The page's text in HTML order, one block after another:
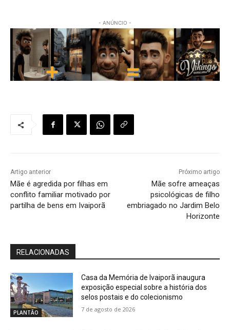
- ANÚNCIO -
Artigo anterior
Mãe é agredida por filhas em
conflito familiar motivado por
partilha de bens em Ivaiporã
Próximo artigo
Mãe sofre ameaças
psicológicas de filho
embriagado no Jardim Belo
Horizonte
RELACIONADAS
PLANTÃO
Casa da Memória de Ivaiporã inaugura
exposição especial sobre a história dos
selos postais e do colecionismo
7 de agosto de 2026